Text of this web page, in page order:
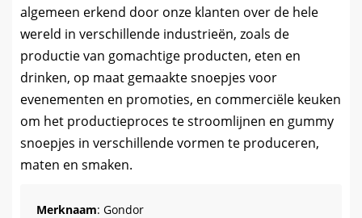
algemeen erkend door onze klanten over de hele
wereld in verschillende industrieën, zoals de
productie van gomachtige producten, eten en
drinken, op maat gemaakte snoepjes voor
evenementen en promoties, en commerciële keuken
om het productieproces te stroomlijnen en gummy
snoepjes in verschillende vormen te produceren,
maten en smaken.
Merknaam: Gondor